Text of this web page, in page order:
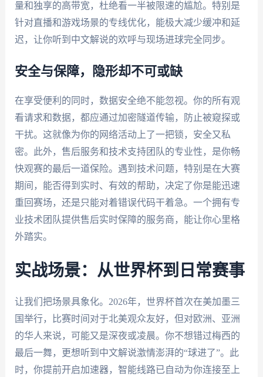
量和独享的高带宽，杜绝看一半被限速的尴尬。特别是
针对直播和游戏场景的专线优化，能极大减少缓冲和延
迟，让你听到中文解说的欢呼与现场进球完全同步。
安全与保障，隐形却不可或缺
在享受便利的同时，数据安全绝不能忽视。你的所有观
看请求和数据，都应通过加密隧道传输，防止被窥探或
干扰。这就像为你的网络活动上了一把锁，安全又私
密。此外，售后服务和技术支持团队的专业性，是你畅
快观赛的最后一道保险。遇到技术问题，特别是在大赛
期间，能否得到实时、有效的帮助，决定了你是能迅速
重回赛场，还是只能对着错误代码干着急。一个拥有专
业技术团队提供售后实时保障的服务商，能让你心里格
外踏实。
实战场景：从世界杯到日常赛事
让我们把场景具象化。2026年，世界杯首次在美加墨三
国举行，比赛时间对于北美观众友好，但对欧洲、亚洲
的华人来说，可能又是深夜或凌晨。你不想错过梅西的
最后一舞，更想听到中文解说激情澎湃的“球进了”。此
时，你提前开启加速器，智能线路已自动为你连接至上